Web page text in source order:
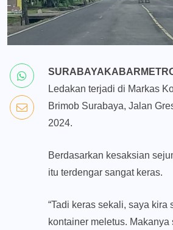
Ledakan terjadi di Markas
Brimob Surabaya, Jalan
2024.
Berdasarkan kesaksian
itu terdengar sangat keras.
“Tadi keras sekali, saya kira
kontainer meletus. Makanya